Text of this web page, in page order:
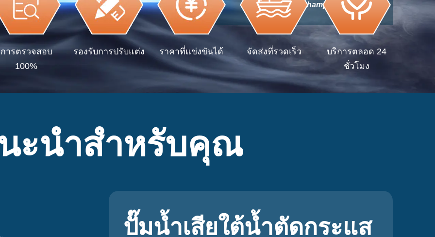
อีเมล:info@yeschamp.com
การตรวจสอบ
100%
รองรับการปรับแต่ง ราคาที่แข่งขันได้ จัดส่งที่รวดเร็ว
บริการตลอด 24
ชั่วโมง
ะนำสำหรับคุณ
ปั๊มน้ำเสียใต้น้ำตัดกระแส